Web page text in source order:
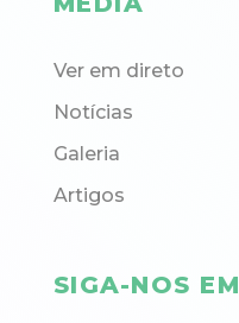
Ver em direto
Notícias
Galeria
Artigos
SIGA-NOS EM